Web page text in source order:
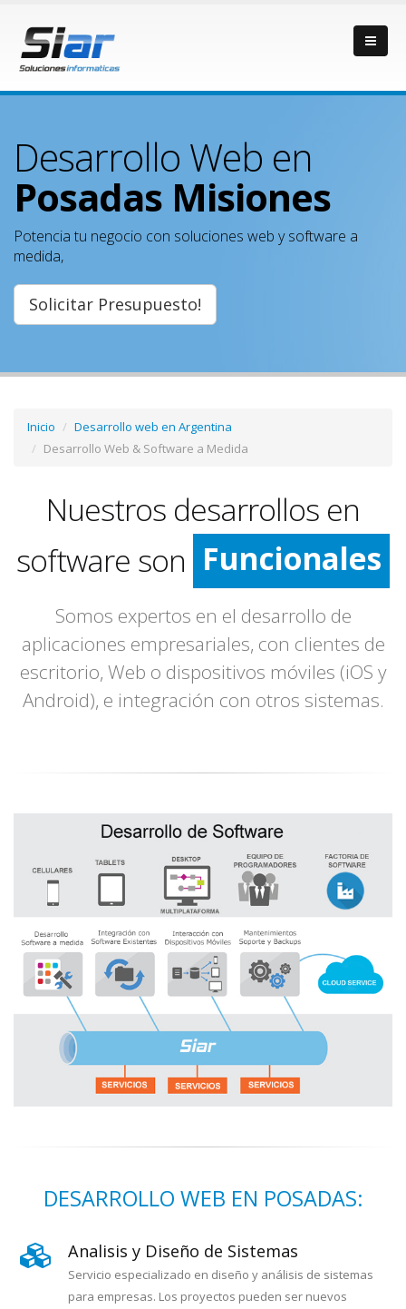
Desarrollo Web en
Posadas Misiones
Potencia tu negocio con soluciones web y software a
medida,
Solicitar Presupuesto!
Inicio
Desarrollo web en Argentina
Desarrollo Web & Software a Medida
Nuestros desarrollos en
software son
Funcionales
Seguros
Confiables
Funcionales
Somos expertos en el desarrollo de
aplicaciones empresariales, con clientes de
escritorio, Web o dispositivos móviles (iOS y
Android), e integración con otros sistemas.
DESARROLLO WEB EN POSADAS:
Analisis y Diseño de Sistemas
Servicio especializado en diseño y análisis de sistemas
para empresas. Los proyectos pueden ser nuevos